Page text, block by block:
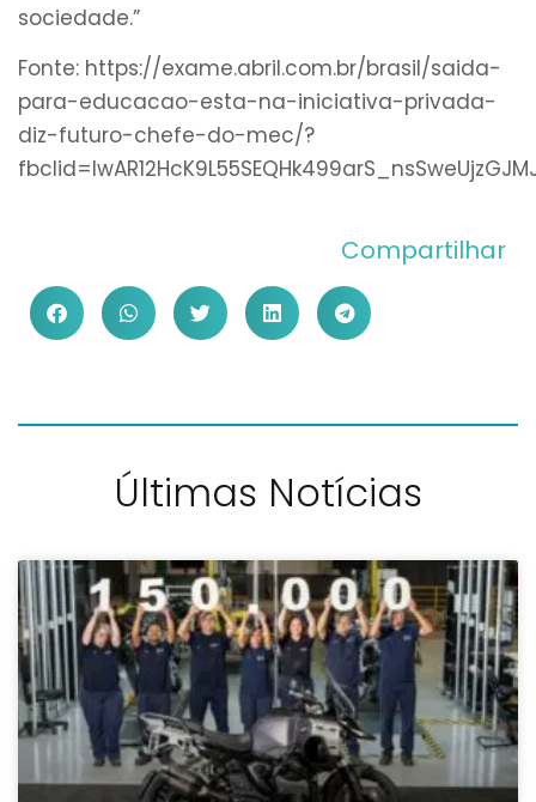
sociedade.”
Fonte: https://exame.abril.com.br/brasil/saida-
para-educacao-esta-na-iniciativa-privada-
diz-futuro-chefe-do-mec/?
Compartilhar
Últimas Notícias